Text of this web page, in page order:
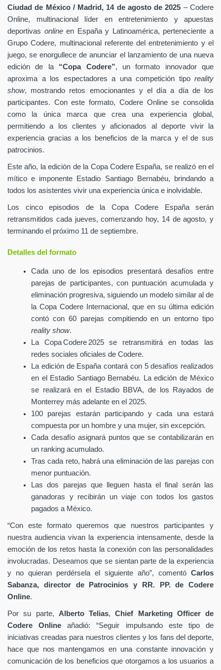
Ciudad de México / Madrid, 14 de agosto de 2025 – Codere
Online, multinacional líder en entretenimiento y apuestas
deportivas onlineen España y Latinoamérica, perteneciente a
Grupo Codere, multinacional referente del entretenimiento y el
juego,se enorgullece de anunciar el lanzamiento de una nueva
edición de la “Copa Codere”, un formato innovador que
aproxima a los espectadores a una competición tipo reality
show, mostrando retos emocionantes y el día a día de los
participantes. Con este formato, Codere Online se consolida
como la única marca que crea una experiencia global,
permitiendo a los clientes y aficionados al deporte vivir la
experiencia gracias a los beneficios de la marca y el de sus
patrocinios.
Este año, la edición de la Copa Codere España, se realizó en el
mítico e imponente Estadio Santiago Bernabéu, brindando a
todos los asistentes vivir una experiencia única e inolvidable.
Los cinco episodios de la Copa Codere España serán
retransmitidos cada jueves, comenzando hoy, 14 de agosto, y
terminando el próximo 11 de septiembre.
Detalles del formato
Cada uno de los episodios presentará desafíos entre
parejas de participantes, con puntuación acumulada y
eliminación progresiva, siguiendo un modelo similar al de
la Copa Codere Internacional, que en su última edición
contó con 60 parejas compitiendo en un entorno tipo
reality show.
La Copa Codere 2025 se retransmitirá en todas las
redes sociales oficiales de Codere.
La edición de España contará con 5 desafíos realizados
en el Estadio Santiago Bernabéu. La edición de México
se realizará en el Estadio BBVA, de los Rayados de
Monterrey más adelante en el 2025.
100 parejas estarán participando y cada una estará
compuesta por un hombre y una mujer, sin excepción.
Cada desafío asignará puntos que se contabilizarán en
un ranking acumulado.
Tras cada reto, habrá una eliminación de las parejas con
menor puntuación.
Las dos parejas que lleguen hasta el final serán las
ganadoras y recibirán un viaje con todos los gastos
pagados a México.
“Con este formato queremos que nuestros participantes y
nuestra audiencia vivan la experiencia intensamente, desde la
emoción de los retos hasta la conexión con las personalidades
involucradas. Deseamos que se sientan parte de la experiencia
y no quieran perdérsela el siguiente año”, comentó Carlos
Sabanza, director de Patrocinios y RR. PP. de Codere
Online.
Por su parte, Alberto Telias,Chief Marketing Officer de
Codere Online añadió: “Seguir impulsando este tipo de
iniciativas creadas para nuestros clientes y los fans del deporte,
hace que nos mantengamos en una constante innovación y
comunicación de los beneficios que otorgamos a los usuarios a